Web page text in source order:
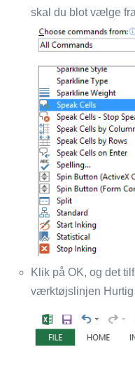
skal du blot vælge
Klik på OK, og det
værktøjslinjen Hurtig